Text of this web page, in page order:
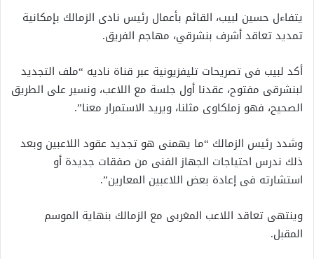
يتفاءل حسين لبيب، القائم بأعمال رئيس نادى الزمالك بإمكانية
تمديد تعاقد أشرف بنشرقي، مهاجم الفريق.
أكد لبيب فى تصريحات تليفزيونية عبر قناة ناديه “ملف التجديد
لبنشرقى مفتوح، عقدنا أول جلسة مع اللاعب، ونسير على الطريق
الصحيح، فهو زملكاوى مثلنا، ويريد الاستمرار معنا”.
وشدد رئيس الزمالك “ما يهمنى هو تجديد عقود اللاعبين وبعد
ذلك ندرس احتياجات الجهاز الفنى من صفقات جديدة أو
استشارته فى إعادة بعض اللاعبين المعارين”.
وينتهى تعاقد اللاعب المغربى مع الزمالك بنهاية الموسم
المقبل.